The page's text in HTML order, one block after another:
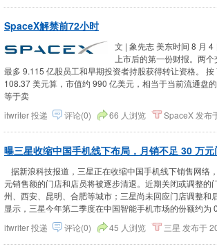
SpaceX解禁前72小时
文 | 象先志 美东时间 8 月
上市后的第一份财报。两
最多 9.115 亿股员工和早期投资者持股获得转让资格。
108.37 美元算，市值约 990 亿美元，相当于当前流通盘
等于卖
itwriter投递 评论(0) 66 人浏览 SpaceX 发布
曝三星收缩中国手机线下布局，月销不足 30 万
据新浪科技报道，三星正在收缩中国手机线下销售网络
元销售额的门店和店员将被逐步清退。近期关闭或调整的
州、西安、昆明、合肥等城市；三星尚未回应门店调整和
显示，三星今年第二季度在中国智能手机市场的份额约为
itwriter投递 评论(0) 45 人浏览 三星 发布于